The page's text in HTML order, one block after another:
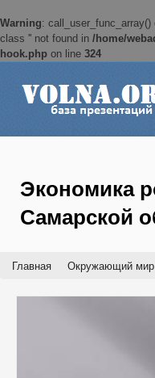
Warning:
class '' not found in /home/
hook.php on line 324
Экономика
Самарской
Главная Окружающий мир